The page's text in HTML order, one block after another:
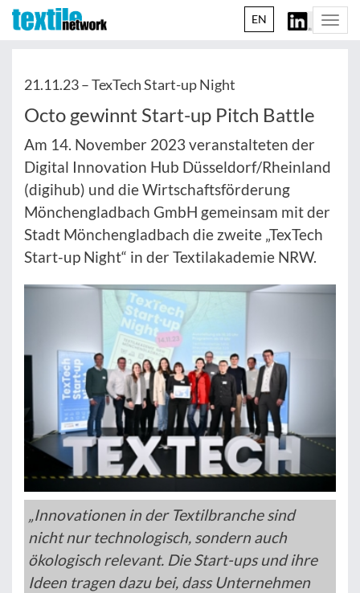
EN
21.11.23 –TexTech Start-up Night
Octo gewinnt Start-up Pitch Battle
Am 14. November 2023 veranstalteten der
Digital Innovation Hub Düsseldorf/Rheinland
(digihub) und die Wirtschaftsförderung
Mönchengladbach GmbH gemeinsam mit der
Stadt Mönchengladbach die zweite „TexTech
Start-up Night“ in der Textilakademie NRW.
„Innovationen in der Textilbranche sind
nicht nur technologisch, sondern auch
ökologisch relevant. Die Start-ups und ihre
Ideen tragen dazu bei, dass Unternehmen